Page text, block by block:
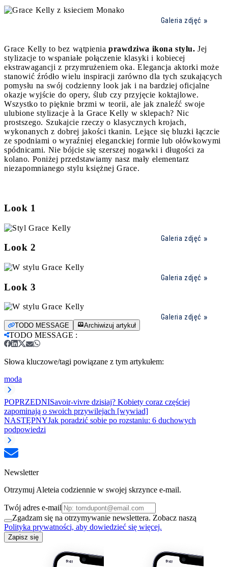
Galeria zdjęć
Grace Kelly to bez wątpienia prawdziwa ikona stylu. Jej
stylizacje to wspaniałe połączenie klasyki i kobiecej
ekstrawagancji z przymrużeniem oka. Elegancja aktorki może
stanowić źródło wielu inspiracji zarówno dla tych szukających
pomysłu na swój codzienny look jak i na bardziej oficjalne
okazje wyjście do opery, ślub czy przyjęcie koktajlowe.
Wszystko to pięknie brzmi w teorii, ale jak znaleźć swoje
ulubione stylizacje à la Grace Kelly w sklepach? Nic
prostszego. Szukajcie rzeczy o klasycznych krojach,
wykonanych z dobrej jakości tkanin. Lejące się bluzki łączcie
ze spodniami o wyraźniej eleganckiej formie lub ołówkowymi
spódnicami. Nie bójcie się szerszej nogawki i długości za
kolano. Poniżej przedstawiamy nasz mały elementarz
niezapomnianego stylu księżnej Grace.
Look 1
Galeria zdjęć
Look 2
Galeria zdjęć
Look 3
Galeria zdjęć
TODO MESSAGE Archiwizuj artykuł
TODO MESSAGE :
Słowa kluczowe/tagi powiązane z tym artykułem:
moda
POPRZEDNISavoir-vivre dzisiaj? Kobiety coraz częściej
zapominają o swoich przywilejach [wywiad]
NASTĘPNYJak poradzić sobie po rozstaniu: 6 duchowych
podpowiedzi
Newsletter
Otrzymuj Aleteia codziennie w swojej skrzynce e-mail.
Twój adres e-mail
Zgadzam się na otrzymywanie newslettera. Zobacz naszą
Polityka prywatności, aby dowiedzieć się więcej.
Zapisz się